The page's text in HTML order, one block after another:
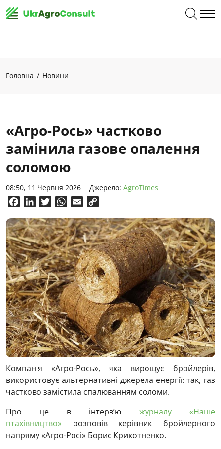
Головна Новини
«Агро-Рось» частково
замінила газове опалення
соломою
08:50, 11 Червня 2026 Джерело: AgroTimes
FacebookLinkedInTwitterWhatsApp
Email
Компанія «Агро-Рось», яка вирощує бройлерів,
використовує альтернативні джерела енергії: так, газ
частково замістила спалюванням соломи.
Про це в інтерв’ю журналу «Наше
птахівництво» розповів керівник бройлерного
напряму «Агро-Росі» Борис Крикотненко.